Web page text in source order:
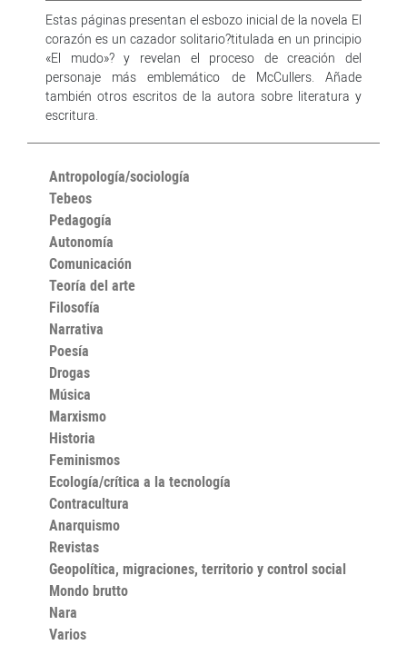
Estas páginas presentan el esbozo inicial de la novela El
corazón es un cazador solitario?titulada en un principio
«El mudo»? y revelan el proceso de creación del
personaje más emblemático de McCullers. Añade
también otros escritos de la autora sobre literatura y
escritura.
Antropología/sociología
Tebeos
Pedagogía
Autonomía
Comunicación
Teoría del arte
Filosofía
Narrativa
Poesía
Drogas
Música
Marxismo
Historia
Feminismos
Ecología/crítica a la tecnología
Contracultura
Anarquismo
Revistas
Geopolítica, migraciones, territorio y control social
Mondo brutto
Nara
Varios